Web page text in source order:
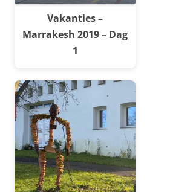
Vakanties –
Marrakesh 2019 – Dag
1